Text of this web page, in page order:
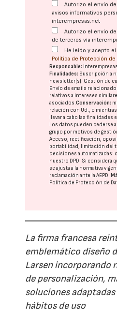
Autorizo el envío
avisos informativos
interempresas.net
Autorizo el envío
de terceros vía
He leído y acepto
Política de Protección de
Responsable:
Finalidades: Suscripción a
newsletter(s). Gestión de
Envío de emails
relativos a intereses
asociados.Conservación:
relación con Ud., o
llevar a cabo las finalidades
Los datos pueden cederse
grupo por motivos de
Acceso, rectificación,
portabilidad, limitación del
decisiones automatizadas:
nuestro DPD. Si considera
se ajusta a la normativa
reclamación ante laAEPD.
Política de Protección de
La firma francesa
emblemático diseño
Larsen incorporando
de personalización,
soluciones
hábitos de uso